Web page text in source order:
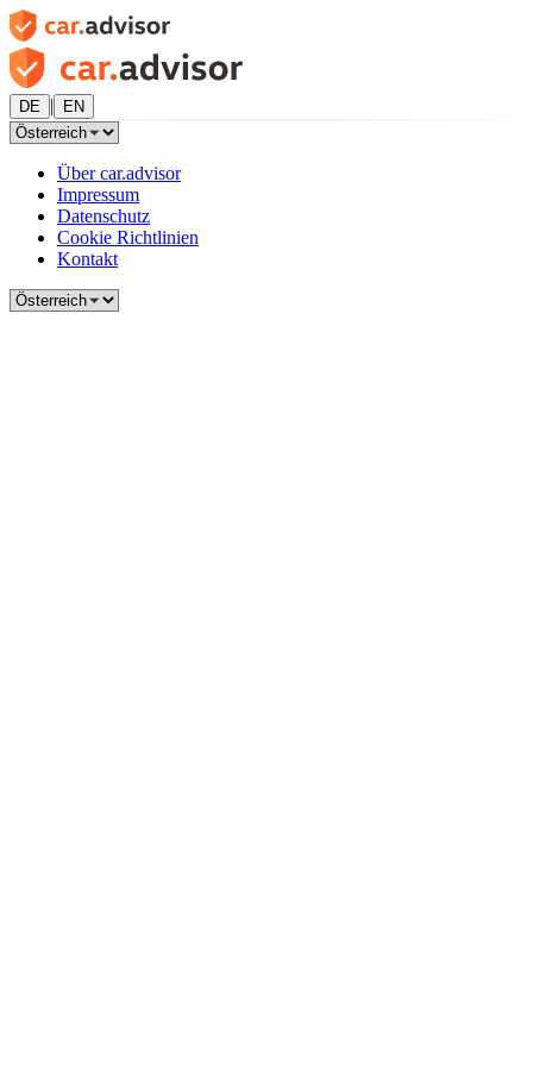
DE | EN
Über car.advisor
Impressum
Datenschutz
Cookie Richtlinien
Kontakt